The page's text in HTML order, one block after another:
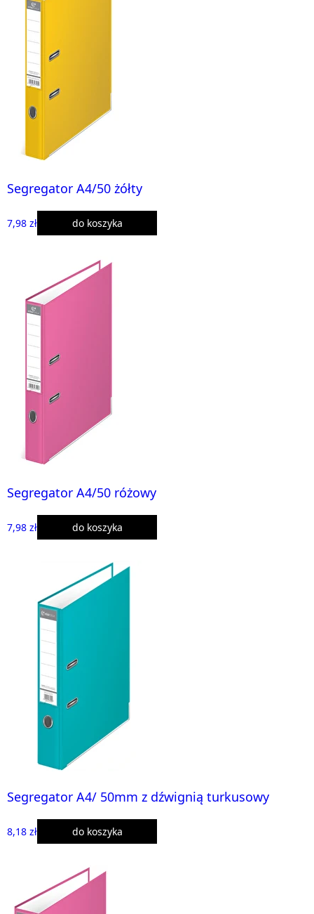
Segregator A4/50 żółty
7,98 zł do koszyka
Segregator A4/50 różowy
7,98 zł do koszyka
Segregator A4/ 50mm z dźwignią turkusowy
8,18 zł do koszyka